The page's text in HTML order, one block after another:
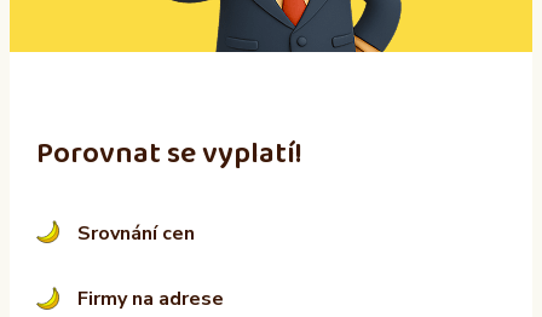
:
Porovnat se vyplatí!
Srovnání cen
Firmy na adrese